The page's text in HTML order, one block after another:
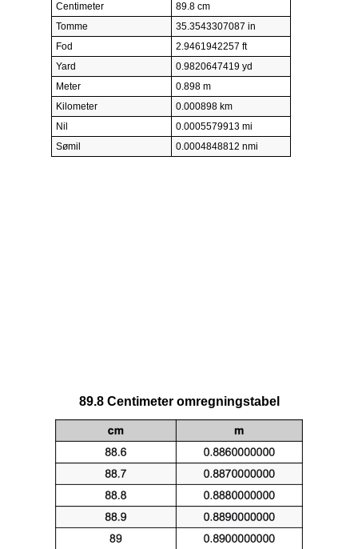
Centimeter
89.8 cm
Tomme
35.3543307087 in
Fod
2.9461942257 ft
Yard
0.9820647419 yd
Meter
0.898 m
Kilometer
0.000898 km
Nil
0.0005579913 mi
Sømil
0.0004848812 nmi
89.8 Centimeter omregningstabel